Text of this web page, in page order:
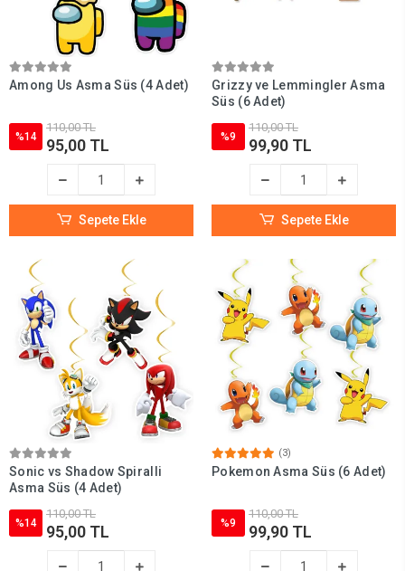
Among Us Asma Süs (4 Adet)
%14
110,00 TL
95,00 TL
Sepete Ekle
Grizzy ve Lemmingler Asma
Süs (6 Adet)
%9
110,00 TL
99,90 TL
Sepete Ekle
Sonic vs Shadow Spiralli
Asma Süs (4 Adet)
%14
110,00 TL
95,00 TL
(3)
Pokemon Asma Süs (6 Adet)
%9
110,00 TL
99,90 TL